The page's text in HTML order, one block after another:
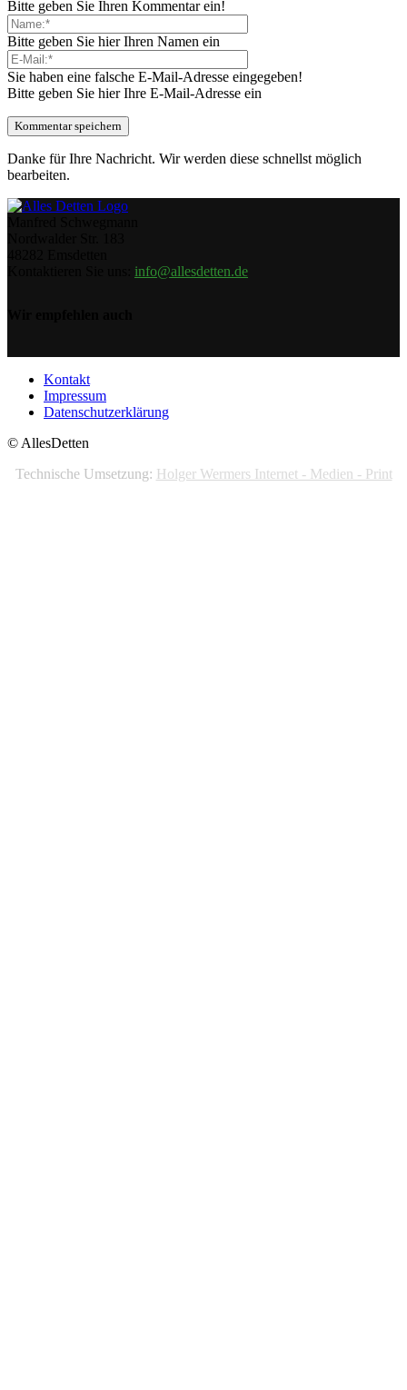
Bitte geben Sie Ihren Kommentar ein!
Bitte geben Sie hier Ihren Namen ein
Sie haben eine falsche E-Mail-Adresse eingegeben!
Bitte geben Sie hier Ihre E-Mail-Adresse ein
Danke für Ihre Nachricht. Wir werden diese schnellst möglich
bearbeiten.
info@allesdetten.de
Kontakt
Impressum
Datenschutzerklärung
© AllesDetten
Technische Umsetzung: Holger Wermers Internet - Medien - Print